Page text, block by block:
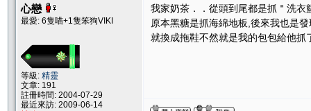
心戀
最愛: 6隻喵+1隻笨狗VIKI
等級: 精靈
文章: 191
註冊時間: 2004-07-29
最近來訪: 2009-06-14
我家奶茶．．從頭到尾都是抓＂洗衣
原本黑糖是抓海綿地板,後來我也是
就換成拖鞋不然就是我的包包給他抓